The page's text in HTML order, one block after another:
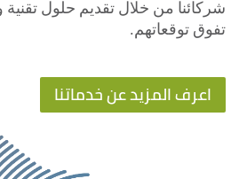
شركائنا من خلال تقديم حلول
تفوق توقعاتهم.
اعرف المزيد عن خدماتنا